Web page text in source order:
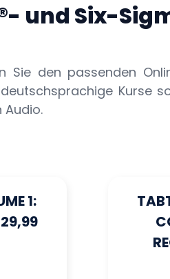
und Six-
Sie den passenden
Kurse
Audio.
1: